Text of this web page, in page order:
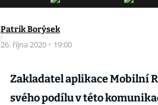
Patrik Borýsek
26. října 2020 · 19:00
Zakladatel aplikace Mobilní
svého podílu v této